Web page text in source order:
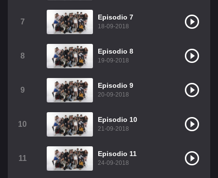
Christian Chavez
Dulce María
RBD Como Assistir Legendado
7
Episodio 7
18-09-2018
8
Episodio 8
19-09-2018
9
Episodio 9
20-09-2018
10
Episodio 10
21-09-2018
11
Episodio 11
24-09-2018